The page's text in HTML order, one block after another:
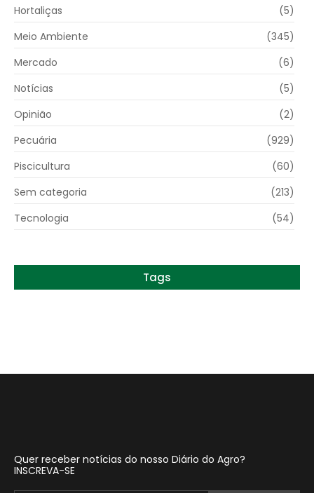
Hortaliças
(5)
Meio Ambiente
(345)
Mercado
(6)
Notícias
(5)
Opinião
(2)
Pecuária
(929)
Piscicultura
(60)
Sem categoria
(213)
Tecnologia
(54)
Tags
Quer receber notícias do nosso Diário do Agro?
INSCREVA-SE